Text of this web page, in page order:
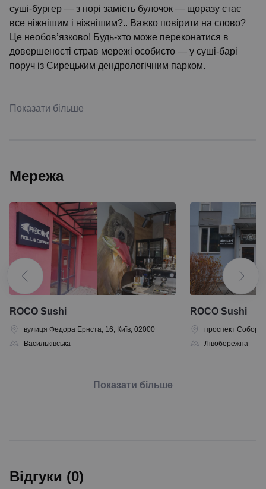
суші-бургер — з норі замість булочок — щоразу стає
все ніжнішим і ніжнішим?.. Важко повірити на слово?
Це необов’язково! Будь-хто може переконатися в
довершеності страв мережі особисто — у суші-барі
поруч із Сирецьким дендрологічним парком.
Показати більше
Мережа
ROCO Sushi
вулиця Федора Ернста, 16, Київ, 02000
Васильківська
ROCO Sushi
проспект
Лівобережна
Показати більше
Відгуки (0)